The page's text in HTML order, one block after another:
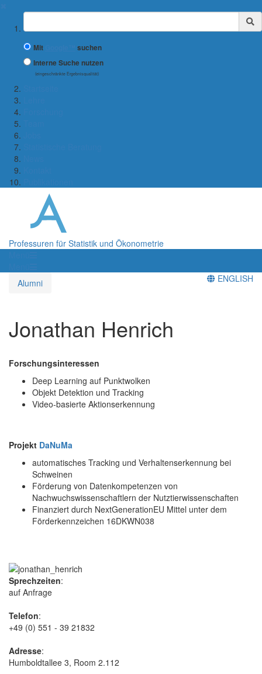
Suchbegriff
Mit
suchen
Interne Suche nutzen
(eingeschränkte Ergebnisqualität)
Professuren für Statistik und Ökonometrie
Alumni
ENGLISH
Jonathan Henrich
Forschungsinteressen
Deep Learning auf Punktwolken
Objekt Detektion und Tracking
Video-basierte Aktionserkennung
Projekt DaNuMa
automatisches Tracking und Verhaltenserkennung bei
Schweinen
Förderung von Datenkompetenzen von
Nachwuchswissenschaftlern der Nutztierwissenschaften
Finanziert durch NextGenerationEU Mittel unter dem
Förderkennzeichen 16DKWN038
Sprechzeiten:
auf Anfrage
Telefon:
+49 (0) 551 - 39 21832
Adresse:
Humboldtallee 3, Room 2.112